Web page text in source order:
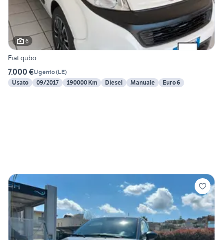
6
Fiat qubo
7.000 €Ugento(LE)
Usato
09/2017 190000 Km Diesel Manuale Euro 6